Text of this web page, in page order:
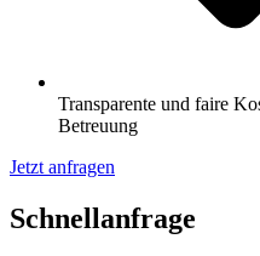
Transparente und faire
Betreuung
Jetzt anfragen
Schnell­anfrage